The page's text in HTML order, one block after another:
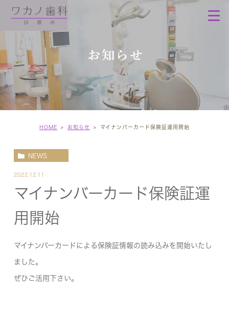
お知らせ
HOME お知らせ マイナンバーカード保険証運用開始
NEWS
2022.12.11
マイナンバーカード保険証運
用開始
マイナンバーカードによる保険証情報の読み込みを開始いたし
ました。
ぜひご活用下さい。